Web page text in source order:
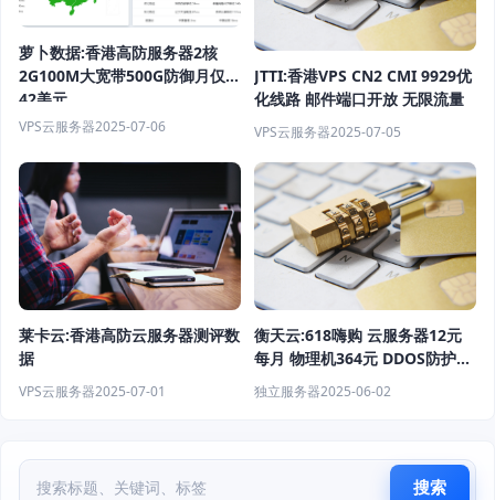
萝卜数据:香港高防服务器2核
2G100M大宽带500G防御月仅
42美元
VPS云服务器2025-07-06
JTTI:香港VPS CN2 CMI 9929优
化线路 邮件端口开放 无限流量
VPS云服务器2025-07-05
莱卡云:香港高防云服务器测评数
据
VPS云服务器2025-07-01
衡天云:618嗨购 云服务器12元
每月 物理机364元 DDOS防护6
折
独立服务器2025-06-02
搜索